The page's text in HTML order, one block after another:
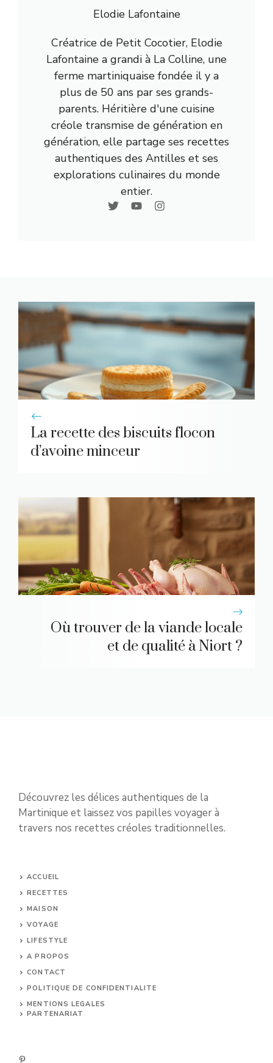
Elodie Lafontaine
Créatrice de Petit Cocotier, Elodie
Lafontaine a grandi à La Colline, une
ferme martiniquaise fondée il y a
plus de 50 ans par ses grands-
parents. Héritière d'une cuisine
créole transmise de génération en
génération, elle partage ses recettes
authentiques des Antilles et ses
explorations culinaires du monde
entier.
La recette des biscuits flocon
d’avoine minceur
Où trouver de la viande locale
et de qualité à Niort ?
Découvrez les délices authentiques de la
Martinique et laissez vos papilles voyager à
travers nos recettes créoles traditionnelles.
ACCUEIL
RECETTES
MAISON
VOYAGE
LIFESTYLE
A PROPOS
CONTACT
POLITIQUE DE CONFIDENTIALITE
MENTIONS LEGALES
PARTENARIAT